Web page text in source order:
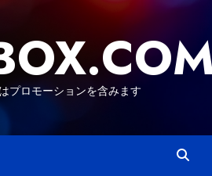
プロモーションを含みます